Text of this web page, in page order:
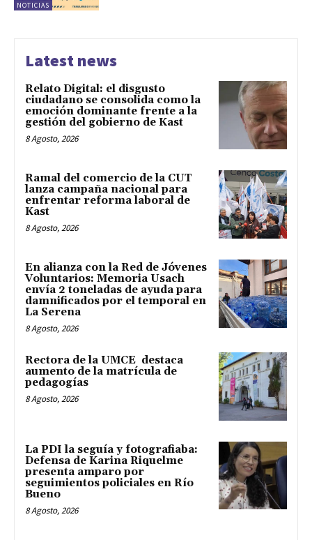
NOTICIAS
Latest news
Relato Digital: el disgusto
ciudadano se consolida como la
emoción dominante frente a la
gestión del gobierno de Kast
8 Agosto, 2026
Ramal del comercio de la CUT
lanza campaña nacional para
enfrentar reforma laboral de
Kast
8 Agosto, 2026
En alianza con la Red de Jóvenes
Voluntarios: Memoria Usach
envía 2 toneladas de ayuda para
damnificados por el temporal en
La Serena
8 Agosto, 2026
Rectora de la UMCE destaca
aumento de la matrícula de
pedagogías
8 Agosto, 2026
La PDI la seguía y fotografiaba:
Defensa de Karina Riquelme
presenta amparo por
seguimientos policiales en Río
Bueno
8 Agosto, 2026